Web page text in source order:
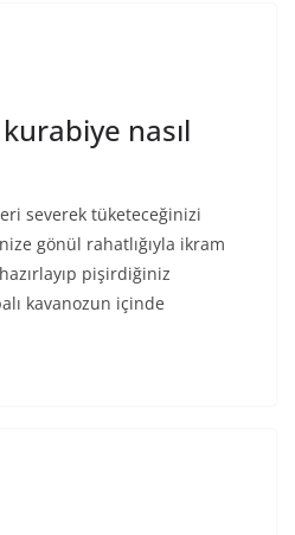
nasıl
severek tüketeceğinizi
gönül rahatlığıyla ikram
pişirdiğiniz
kavanozun içinde